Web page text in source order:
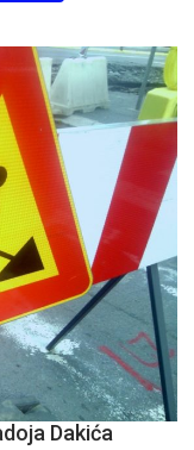
Dakića